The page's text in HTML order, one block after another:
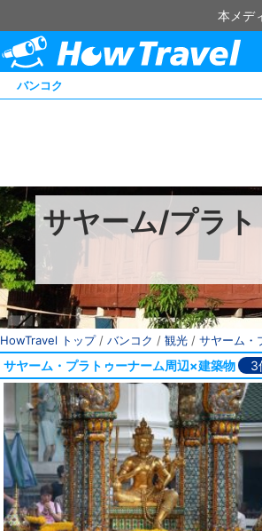
本メデ
バンコク
サヤーム/プラ
HowTravel トップ/ バンコク / 観光 / サヤーム・
サヤーム・プラトゥーナーム周辺×建築物 3